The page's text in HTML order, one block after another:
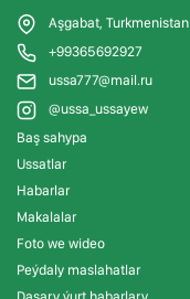
Aşgabat, Turkmenistan
+99365692927
ussa777@mail.ru
@ussa_ussayew
Baş sahypa
Ussatlar
Habarlar
Makalalar
Foto we wideo
Peýdaly maslahatlar